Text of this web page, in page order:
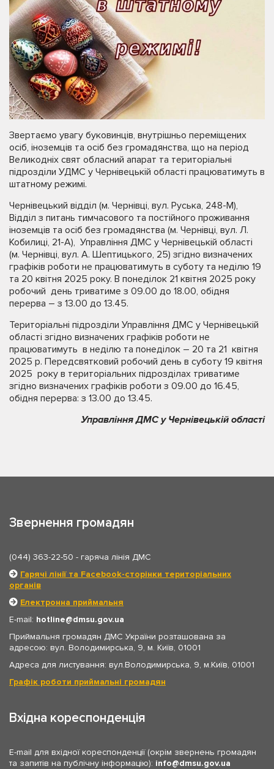
Звертаємо увагу буковинців, внутрішньо переміщених
осіб, іноземців та осіб без громадянства, що на період
Великодніх свят обласний апарат та територіальні
підрозділи УДМС у Чернівецькій області працюватимуть в
штатному режимі.
Чернівецький відділ (м. Чернівці, вул. Руська, 248-М),
Відділ з питань тимчасового та постійного проживання
іноземців та осіб без громадянства (м. Чернівці, вул. Л.
Кобилиці, 21-А), Управління ДМС у Чернівецькій області
(м. Чернівці, вул. А. Шептицького, 25) згідно визначених
графіків роботи не працюватимуть в суботу та неділю 19
та 20 квітня 2025 року. В понеділок 21 квітня 2025 року
робочий день триватиме з 09.00 до 18.00, обідня
перерва – з 13.00 до 13.45.
Територіальні підрозділи Управління ДМС у Чернівецькій
області згідно визначених графіків роботи не
працюватимуть в неділю та понеділок – 20 та 21 квітня
2025 р. Передсвятковий робочий день в суботу 19 квітня
2025 року в територіальних підрозділах триватиме
згідно визначених графіків роботи з 09.00 до 16.45,
обідня перерва: з 13.00 до 13.45.
Управління ДМС у Чернівецькій області
Звернення громадян
(044) 363-22-50 - гаряча лінія ДМС
Гарячі лінії та Facebook-сторінки територіальних
органів
Електронна приймальня
E-mail: hotline
dmsu.gov.ua
Приймальня громадян ДМС України розташована за
адресою: вул. Володимирська, 9, м. Київ, 01001
Адреса для листування: вул.Володимирська, 9, м.Київ, 01001
Графік роботи приймальні громадян
Вхідна кореспонденція
E-mail для вхідної кореспонденції (окрім звернень громадян
та запитів на публічну інформацію): info dmsu.gov.ua